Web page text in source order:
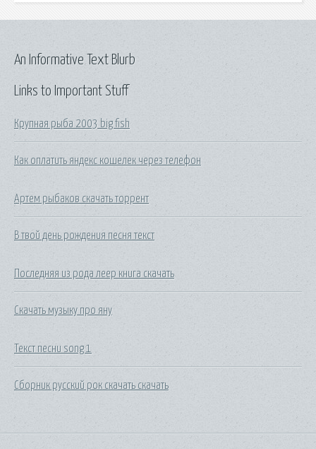
Links to Important Stuff
Крупная рыба 2003 big fish
Как оплатить яндекс кошелек через телефон
Артем рыбаков скачать торрент
В твой день рождения песня текст
Последняя из рода леер книга скачать
Скачать музыку про яну
Текст песни song 1
Сборник русский рок скачать скачать
An Informative Text Blurb